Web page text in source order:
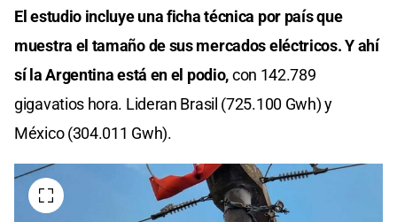
El estudio incluye una ficha técnica por país que
muestra el tamaño de sus mercados eléctricos. Y ahí
sí la Argentina está en el podio,con 142.789
gigavatios hora. Lideran Brasil (725.100 Gwh) y
México (304.011 Gwh).